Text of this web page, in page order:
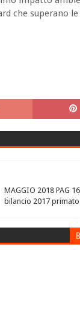
che superano
MAGGIO 2018 PAG
bilancio 2017